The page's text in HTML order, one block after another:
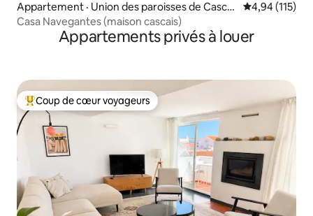
Appartement · Union des paroisses de Cascai
s et Estoril
Note
4,94 (115)
Casa Navegantes (maison cascais)
Appartements privés à louer
Coup de cœur voyageurs parmi les plus aimés
Coup de cœur voyageurs